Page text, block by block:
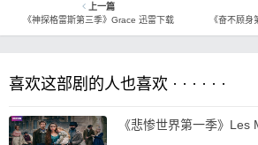
上一篇
《神探格雷斯第三季》Grace 迅雷下载
《奋不顾
喜欢这部剧的人也喜欢 · · · · · ·
《悲惨世界第一季》